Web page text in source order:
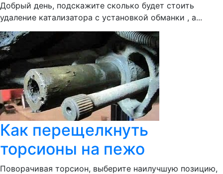
Добрый день, подскажите сколько будет стоить
удаление катализатора с установкой обманки , а...
Как перещелкнуть
торсионы на пежо
Поворачивая торсион, выберите наилучшую позицию,